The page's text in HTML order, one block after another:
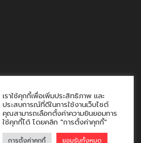
เราใช้คุกกี้เพื่อเพิ่มประสิทธิภาพ และ
ประสบการณ์ที่ดีในการใช้งานเว็บไซต์
คุณสามารถเลือกตั้งค่าความยินยอมการ
ใช้คุกกี้ได้ โดยคลิก "การตั้งค่าคุกกี้"
การตั้งค่าคุกกี้ ยอมรับทั้งหมด